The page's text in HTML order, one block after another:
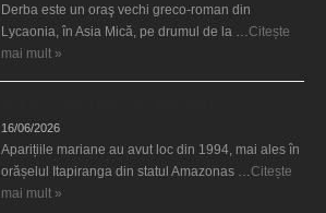
Derba este un oraş vechi greco-roman din
Lycaonia, în Asia Mică, pe drumul de la … Citește
mai mult »
16/06/2026
Aparițiile mariane au avut loc din 1994, mai ales în
orășelul Itapiranga din statul Amazonas … Citește
mai mult »